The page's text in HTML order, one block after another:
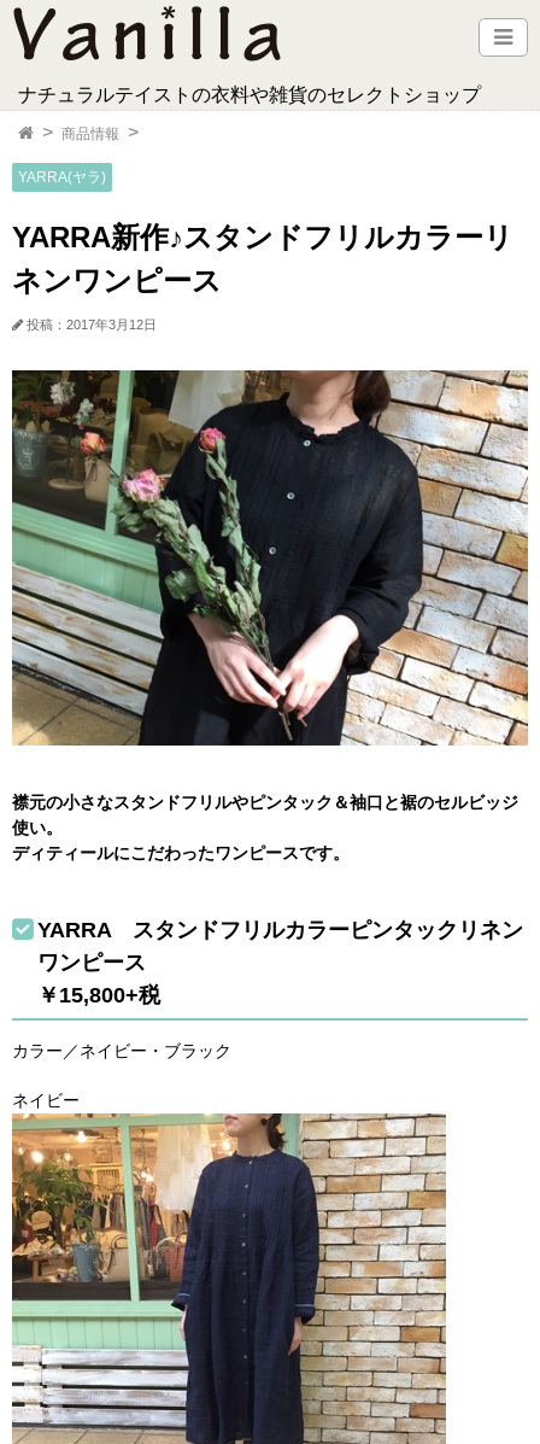
ナチュラルテイストの衣料や雑貨のセレクトショップ
商品情報
YARRA(ヤラ)
YARRA新作♪スタンドフリルカラーリ
ネンワンピース
投稿：2017年3月12日
襟元の小さなスタンドフリルやピンタック＆袖口と裾のセルビッジ
使い。
ディティールにこだわったワンピースです。
YARRA スタンドフリルカラーピンタックリネン
ワンピース
￥15,800+税
カラー／ネイビー・ブラック
ネイビー